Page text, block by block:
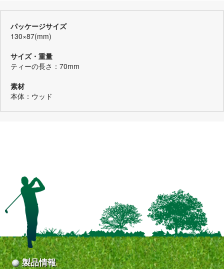
パッケージサイズ
130×87(mm)
サイズ・重量
ティーの長さ：70mm
素材
本体：ウッド
製品情報